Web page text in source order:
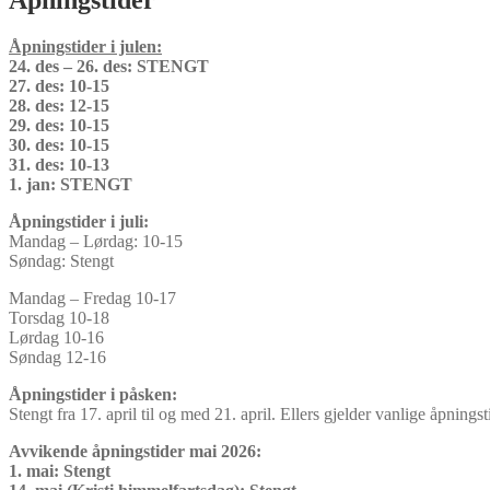
Åpningstider i julen:
24. des – 26. des: STENGT
27. des: 10-15
28. des: 12-15
29. des: 10-15
30. des: 10-15
31. des: 10-13
1. jan: STENGT
Åpningstider i juli:
Mandag – Lørdag: 10-15
Søndag: Stengt
Mandag – Fredag 10-17
Torsdag 10-18
Lørdag 10-16
Søndag 12-16
Åpningstider i påsken:
Stengt fra 17. april til og med 21. april. Ellers gjelder vanlige
Avvikende åpningstider mai 2026:
1. mai: Stengt